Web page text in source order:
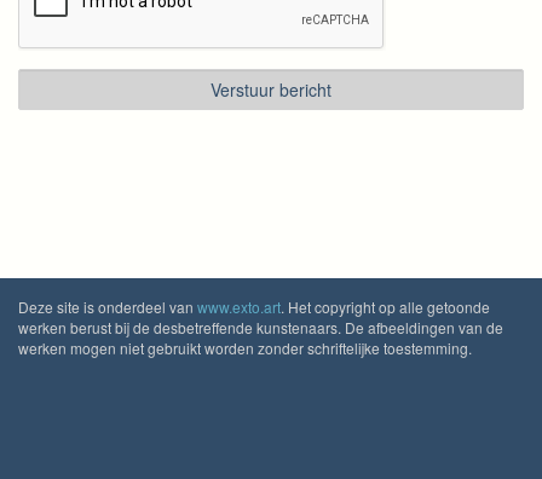
Deze site is onderdeel van www.exto.art. Het copyright op alle getoonde
werken berust bij de desbetreffende kunstenaars. De afbeeldingen van de
werken mogen niet gebruikt worden zonder schriftelijke toestemming.